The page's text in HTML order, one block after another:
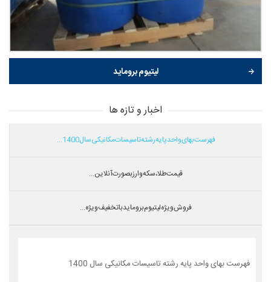
لیتیوم بروماید
اخبار و تازه ها
فهرست بهای واحد پایه رشته تاسیسات مکانیکی سال 1400...
قیمت طلا،سکه و ارز بصورت آنلاین...
فروش ویژه لیتیوم بروماید با تخفیف ویژه...
فهرست بهای واحد پایه رشته تاسیسات مکانیکی سال 1400